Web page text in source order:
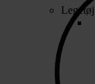
Legetøj